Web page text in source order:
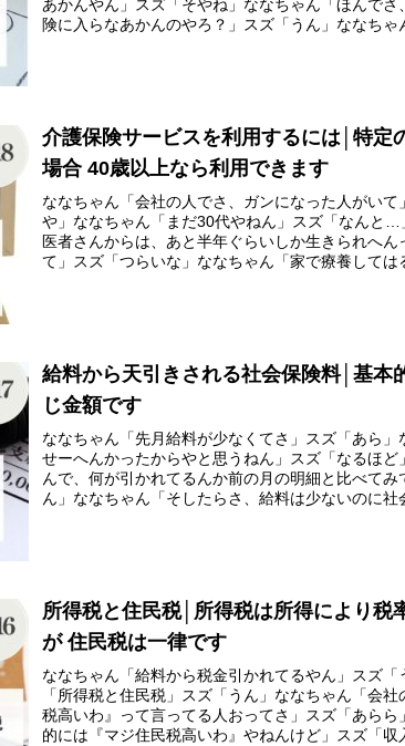
あかんやん」スズ「そやね」ななちゃん「ほんでさ
険に入らなあかんのやろ？」スズ「うん」ななちゃ
介護保険サービスを利用するには│特定
場合 40歳以上なら利用できます
ななちゃん「会社の人でさ、ガンになった人がいて
や」ななちゃん「まだ30代やねん」スズ「なんと…
医者さんからは、あと半年ぐらいしか生きられへん
て」スズ「つらいな」ななちゃん「家で療養しては
給料から天引きされる社会保険料│基本
じ金額です
ななちゃん「先月給料が少なくてさ」スズ「あら」
せーへんかったからやと思うねん」スズ「なるほど
んで、何が引かれてるんか前の月の明細と比べてみ
ん」ななちゃん「そしたらさ、給料は少ないのに社
所得税と住民税│所得税は所得により税
が 住民税は一律です
ななちゃん「給料から税金引かれてるやん」スズ「
「所得税と住民税」スズ「うん」ななちゃん「会
税高いわ』って言ってる人おってさ」スズ「あらら
的には『マジ住民税高いわ』やねんけど」スズ「収